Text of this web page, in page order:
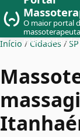
O maior portal
massagistas do
Início / Cidades / SP